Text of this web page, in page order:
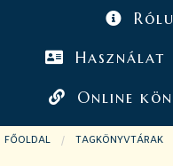
Használat
Online
FŐOLDAL TAGKÖNYVTÁRAK